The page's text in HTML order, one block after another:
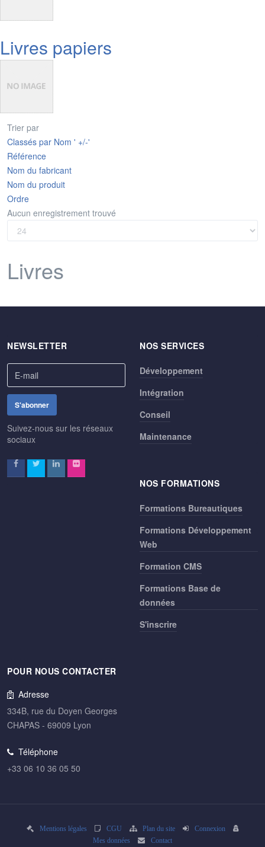
Livres papiers
Trier par
Classés par Nom ' +/-'
Référence
Nom du fabricant
Nom du produit
Ordre
Aucun enregistrement trouvé
Livres
NEWSLETTER
Suivez-nous sur les réseaux
sociaux
NOS SERVICES
Développement
Intégration
Conseil
Maintenance
NOS FORMATIONS
Formations Bureautiques
Formations Développement
Web
Formation CMS
Formations Base de
données
S'inscrire
POUR NOUS CONTACTER
Adresse
334B, rue du Doyen Georges
CHAPAS - 69009 Lyon
Téléphone
+33 06 10 36 05 50
Mentions légales CGU Plan du site
Connexion
Mes données
Contact